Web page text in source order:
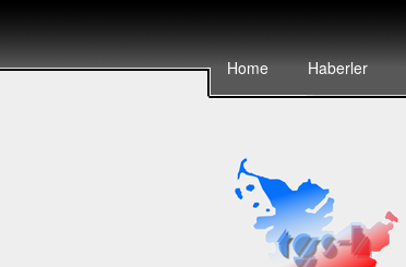
Home Haberler